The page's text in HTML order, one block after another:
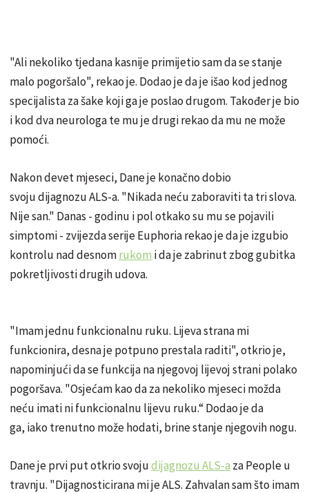
"Ali nekoliko tjedana kasnije primijetio sam da se stanje
malo pogoršalo", rekao je. Dodao je da je išao kod jednog
specijalista za šake koji ga je poslao drugom. Također je bio
i kod dva neurologa te mu je drugi rekao da mu ne može
pomoći.
Nakon devet mjeseci, Dane je konačno dobio
svoju dijagnozu ALS-a. "Nikada neću zaboraviti ta tri slova.
Nije san." Danas - godinu i pol otkako su mu se pojavili
simptomi - zvijezda serije Euphoria rekao je da je izgubio
kontrolu nad desnomrukom i da je zabrinut zbog gubitka
pokretljivosti drugih udova.
"Imam jednu funkcionalnu ruku. Lijeva strana mi
funkcionira, desna je potpuno prestala raditi", otkrio je,
napominjući da se funkcija na njegovoj lijevoj strani polako
pogoršava. "Osjećam kao da za nekoliko mjeseci možda
neću imati ni funkcionalnu lijevu ruku.“ Dodao je da
ga, iako trenutno može hodati, brine stanje njegovih nogu.
Dane je prvi put otkrio svojudijagnozu ALS-a za People u
travnju. "Dijagnosticirana mi je ALS. Zahvalan sam što imam